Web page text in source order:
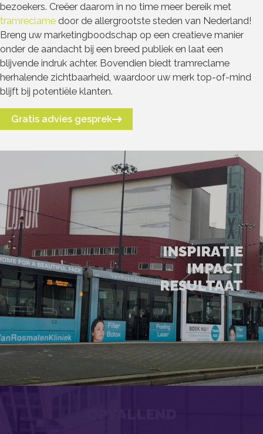
bezoekers. Creëer daarom in no time meer bereik met
tramreclame door de allergrootste steden van Nederland!
Breng uw marketingboodschap op een creatieve manier
onder de aandacht bij een breed publiek en laat een
blijvende indruk achter. Bovendien biedt tramreclame
herhalende zichtbaarheid, waardoor uw merk top-of-mind
blijft bij potentiële klanten.
Gratis advies gesprek
INSPIRATIE
IMPACT
RESULTAAT